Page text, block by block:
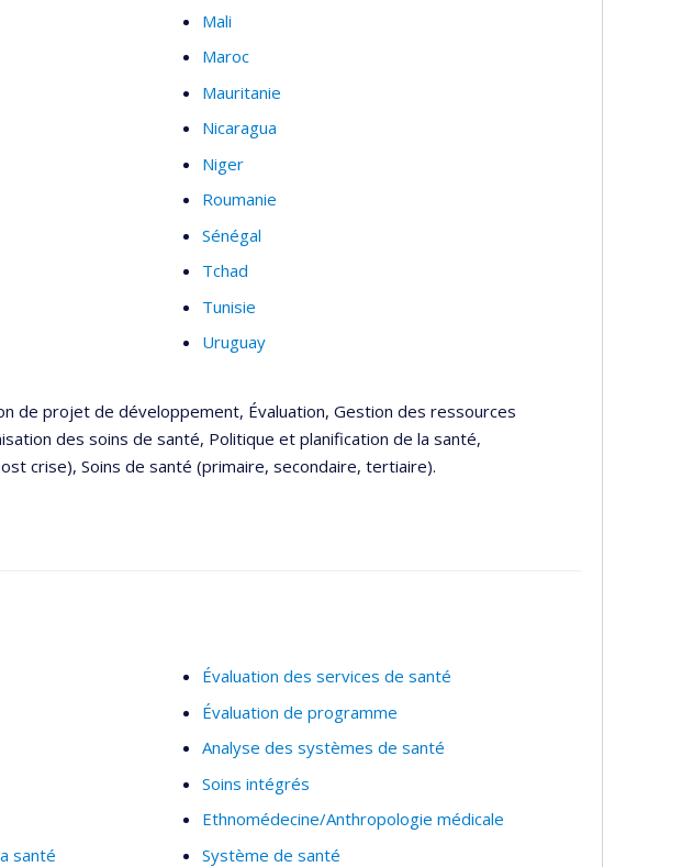
Mali
Maroc
Mauritanie
Nicaragua
Niger
Roumanie
Sénégal
Tchad
Tunisie
Uruguay
de projet de développement, Évaluation, Gestion des ressources
des soins de santé, Politique et planification de la santé,
crise), Soins de santé (primaire, secondaire, tertiaire).
santé
Évaluation des services de santé
Évaluation de programme
Analyse des systèmes de santé
Soins intégrés
Ethnomédecine/Anthropologie médicale
Système de santé